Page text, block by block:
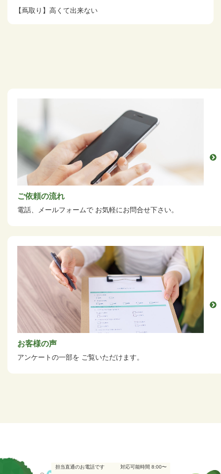
【蔦取り】高くて出来ない
ご依頼の流れ
電話、メールフォームで お気軽にお問合せ下さい。
お客様の声
アンケートの一部を ご覧いただけます。
担当直通のお電話です
対応可能時間 8:00〜